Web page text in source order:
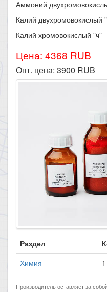
Аммоний
Калий двухромовокислый
Калий хромовокислый "ч"
Цена: 4368 RUB
Опт. цена: 3900 RUB
Раздел
Химия
1
Производитель оставляет за